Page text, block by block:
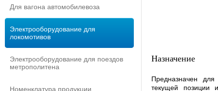
Для вагона автомобилевоза
Электрооборудование для
локомотивов
Электрооборудование для поездов
метрополитена
Номенклатура продукции
Назначение
Предназначен
текущей позиции